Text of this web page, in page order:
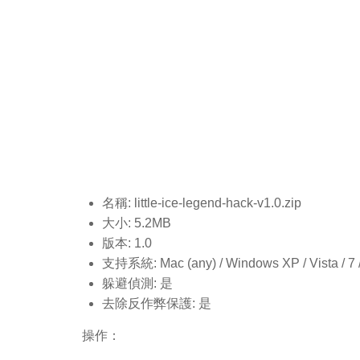
名稱: little-ice-legend-hack-v1.0.zip
大小: 5.2MB
版本: 1.0
支持系統: Mac (any) / Windows XP / Vista / 7
躲避偵測: 是
去除反作弊保護: 是
操作：